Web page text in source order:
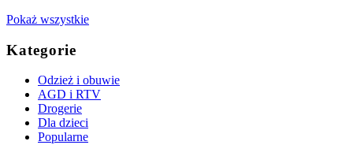
Pokaż wszystkie
Kategorie
Odzież i obuwie
AGD i RTV
Drogerie
Dla dzieci
Popularne